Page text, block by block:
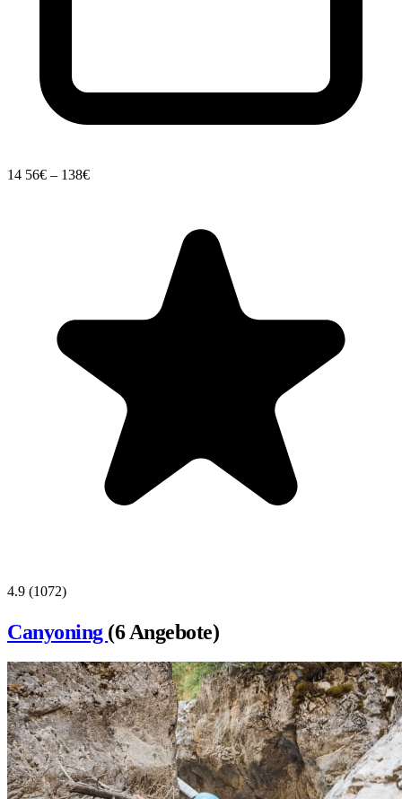
14 56€ – 138€
4.9 (1072)
Canyoning (6 Angebote)